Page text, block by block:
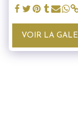
VOIR LA